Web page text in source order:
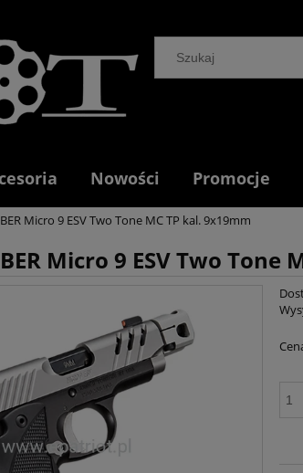
Nowości Promocje
Micro 9 ESV Two Tone MC TP kal. 9x19mm
Micro 9 ESV Two Tone